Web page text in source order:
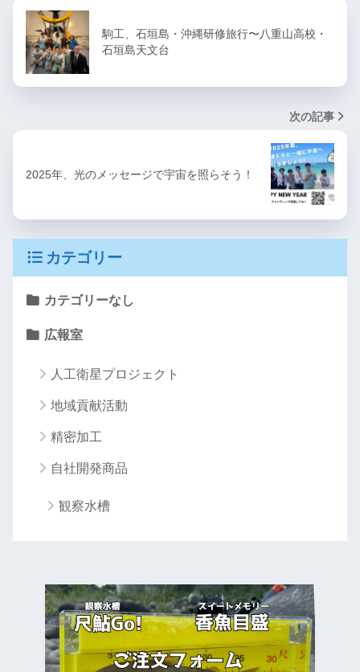
駒工、石垣島・沖縄研修旅行〜八重山高校・
石垣島天文台
次の記事
2025年、光のメッセージで宇宙を照らそう！
カテゴリー
カテゴリーなし
広報室
人工衛星プロジェクト
地域貢献活動
精密加工
自社開発商品
観察水槽